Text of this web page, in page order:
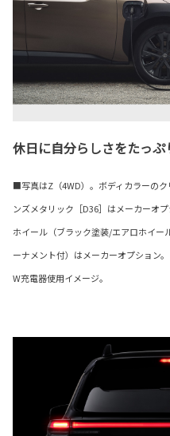
休日に自分らしさをたっぷ
■写真はZ（4WD）。ボディカラーの
ンズメタリック［D36］はメーカーオ
ホイール（ブラック塗装/エアロホイー
ーナメント付）はメーカーオプション
W充電器使用イメージ。